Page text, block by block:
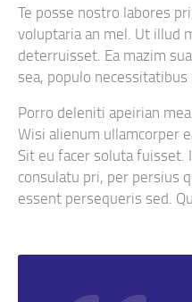
Te posse nostro labores
voluptaria an mel. Ut illud
deterruisset. Ea mazim
sea, populo
Porro deleniti apeirian
Wisi alienum ullamcorper
Sit eu facer soluta fuisset.
consulatu pri, per persius
essent persequeris sed.